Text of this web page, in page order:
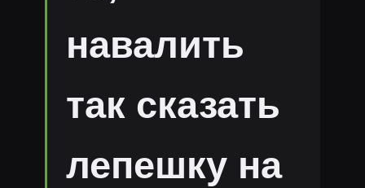
навалить
так сказать
лепешку на